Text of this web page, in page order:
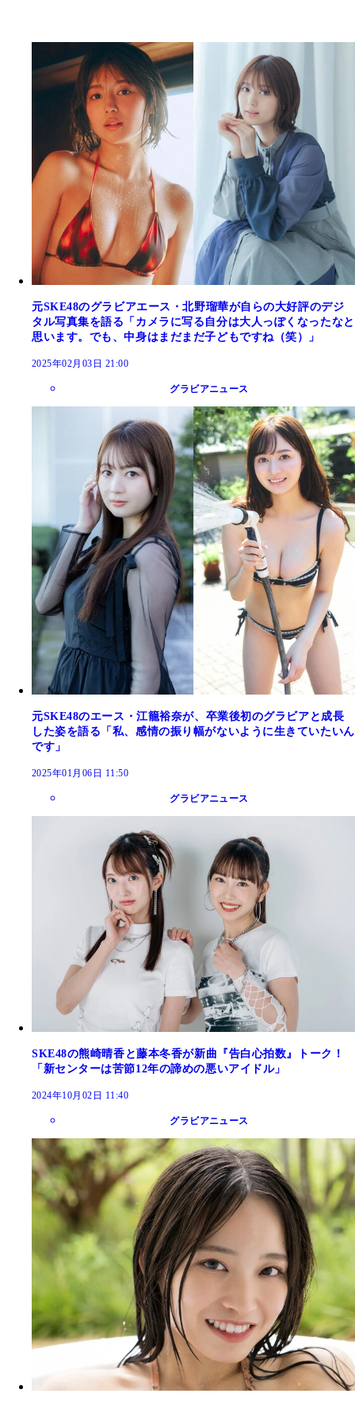
元SKE48のグラビアエース・北野瑠華が自らの大好評のデジ
タル写真集を語る「カメラに写る自分は大人っぽくなったなと
思います。でも、中身はまだまだ子どもですね（笑）」
2025年02月03日 21:00
グラビアニュース
元SKE48のエース・江籠裕奈が、卒業後初のグラビアと成長
した姿を語る「私、感情の振り幅がないように生きていたいん
です」
2025年01月06日 11:50
グラビアニュース
SKE48の熊崎晴香と藤本冬香が新曲『告白心拍数』トーク！
「新センターは苦節12年の諦めの悪いアイドル」
2024年10月02日 11:40
グラビアニュース